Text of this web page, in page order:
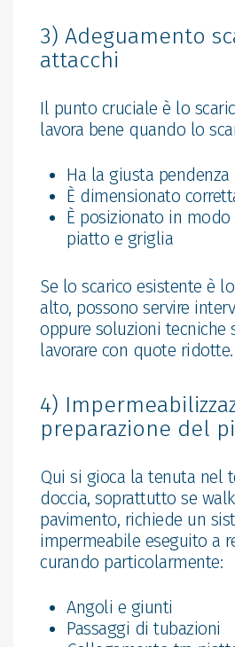
3) Adeguamento
attacchi
Il punto cruciale è lo
lavora bene quando lo
Ha la giusta pendenza
È dimensionato
È posizionato in modo
piatto e griglia
Se lo scarico esistente è
alto, possono servire
oppure soluzioni tecniche
lavorare con quote ridotte.
4)
preparazione del
Qui si gioca la tenuta nel
doccia, soprattutto se
pavimento, richiede un
impermeabile eseguito a
curando particolarmente:
Angoli e giunti
Passaggi di tubazioni